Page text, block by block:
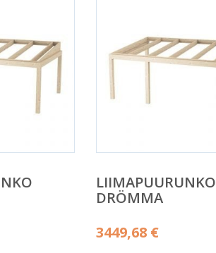
LIIMAPUURUNKO
DRÖMMA
3449,68 €